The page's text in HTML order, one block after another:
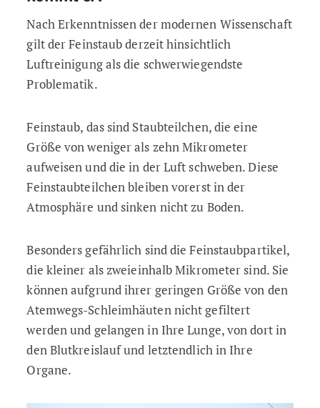
Nach Erkenntnissen der modernen Wissenschaft
gilt der Feinstaub derzeit hinsichtlich
Luftreinigung als die schwerwiegendste
Problematik.
Feinstaub, das sind Staubteilchen, die eine
Größe von weniger als zehn Mikrometer
aufweisen und die in der Luft schweben. Diese
Feinstaubteilchen bleiben vorerst in der
Atmosphäre und sinken nicht zu Boden.
Besonders gefährlich sind die Feinstaubpartikel,
die kleiner als zweieinhalb Mikrometer sind. Sie
können aufgrund ihrer geringen Größe von den
Atemwegs-Schleimhäuten nicht gefiltert
werden und gelangen in Ihre Lunge, von dort in
den Blutkreislauf und letztendlich in Ihre
Organe.